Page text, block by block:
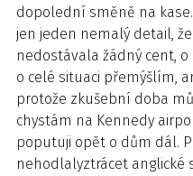
dopolední směně na
jen jeden nemalý detail,
nedostávala žádný cent,
o celé situaci přemýšlím,
protože zkušební doba
chystám na Kennedy
poputuji opět o dům dál.
nehodlalyztrácet anglické